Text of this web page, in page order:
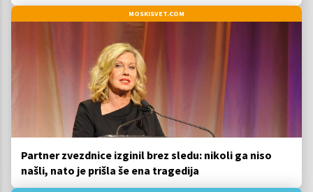
MOSKISVET.COM
Partner zvezdnice izginil brez sledu: nikoli ga niso
našli, nato je prišla še ena tragedija